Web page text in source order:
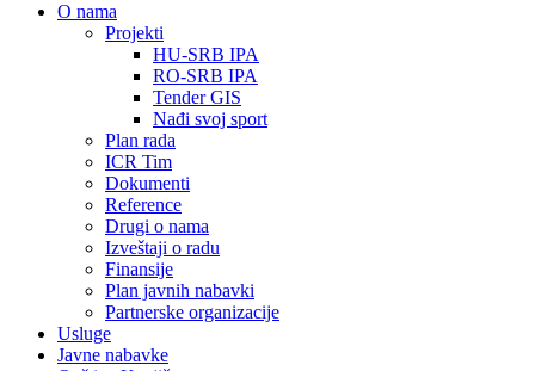
О nama
Projekti
HU-SRB IPA
RO-SRB IPA
Tender GIS
Nađi svoj sport
Plan rada
ICR Tim
Dokumenti
Reference
Drugi o nama
Izveštaji o radu
Finansije
Plan javnih nabavki
Partnerske organizacije
Usluge
Javne nabavke